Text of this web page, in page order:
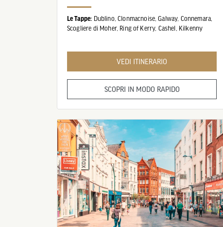
Le Tappe: Dublino, Clonmacnoise, Galway, Connemara,
Scogliere di Moher, Ring of Kerry, Cashel, Kilkenny
VEDI ITINERARIO
SCOPRI IN MODO RAPIDO